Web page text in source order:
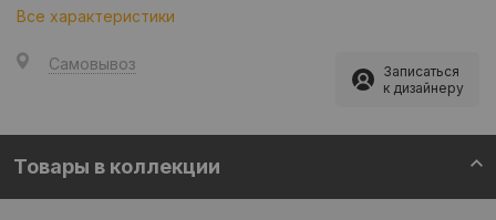
Все характеристики
Самовывоз
Записаться
к дизайнеру
Товары в коллекции